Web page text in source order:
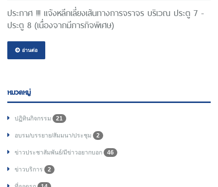
ประกาศ !!! แจ้งหลีกเลี่ยงเส้นทางการจราจร บริเวณ ประตู 7 -
ประตู 8 (เนื่องจากมีภารกิจพิเศษ)
อ่านต่อ
หมวดหมู่
ปฏิทินกิจกรรม 21
อบรม/บรรยาย/สัมมนา/ประชุม 2
ข่าวประชาสัมพันธ์/มีข่าวอยากบอก 46
ข่าวบริการ 2